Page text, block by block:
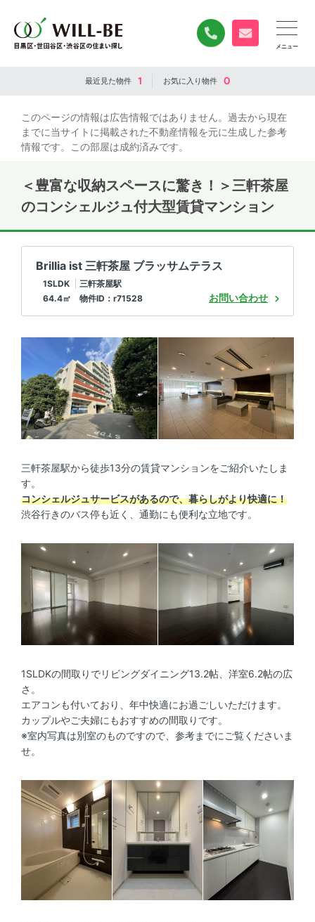
0120-840-834
無料お問い合
最近見た物件 1 お気に入り物件 0
このページの情報は広告情報ではありません。過去から現在
までに当サイトに掲載された不動産情報を元に生成した参考
情報です。この部屋は成約済みです。
＜豊富な収納スペースに驚き！＞三軒茶屋
のコンシェルジュ付大型賃貸マンション
Brillia ist 三軒茶屋 ブラッサムテラス
1SLDK
三軒茶屋駅
64.4㎡ 物件ID：r71528
お問い合わせ
三軒茶屋駅から徒歩13分の賃貸マンションをご紹介いたしま
す。
コンシェルジュサービスがあるので、暮らしがより快適に！
渋谷行きのバス停も近く、通勤にも便利な立地です。
1SLDKの間取りでリビングダイニング13.2帖、洋室6.2帖の広
さ。
エアコンも付いており、年中快適にお過ごしいただけます。
カップルやご夫婦にもおすすめの間取りです。
※室内写真は別室のものですので、参考までにご覧くださいま
せ。